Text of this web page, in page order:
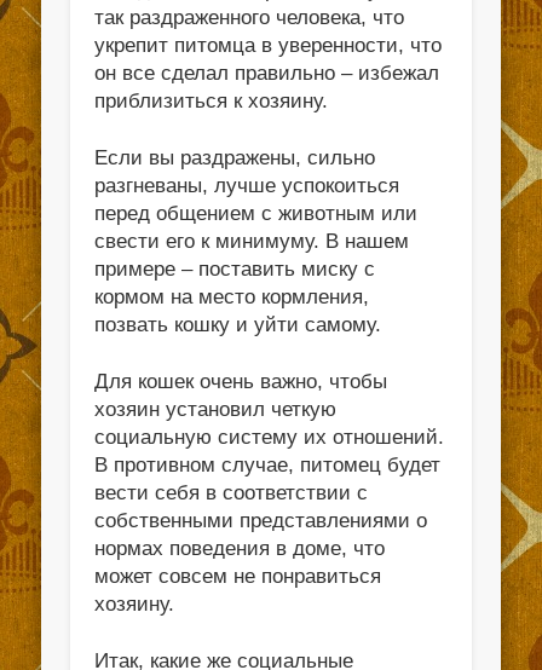
так раздраженного человека, что
укрепит питомца в уверенности, что
он все сделал правильно – избежал
приблизиться к хозяину.
Если вы раздражены, сильно
разгневаны, лучше успокоиться
перед общением с животным или
свести его к минимуму. В нашем
примере – поставить миску с
кормом на место кормления,
позвать кошку и уйти самому.
Для кошек очень важно, чтобы
хозяин установил четкую
социальную систему их отношений.
В противном случае, питомец будет
вести себя в соответствии с
собственными представлениями о
нормах поведения в доме, что
может совсем не понравиться
хозяину.
Итак, какие же социальные